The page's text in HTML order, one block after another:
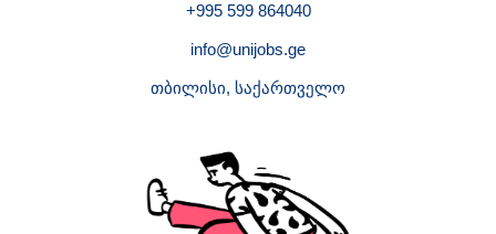
+995 599 864040
info@unijobs.ge
თბილისი, საქართველო